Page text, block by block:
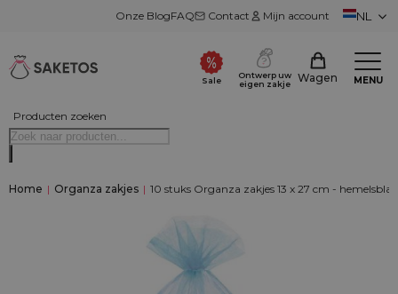
Onze BlogFAQ Contact Mijn account NL
Producten zoeken
Sale
Ontwerp uw
eigen zakje
Wagen MENU
Home | Organza zakjes | 10 stuks Organza zakjes 13 x 27 cm -